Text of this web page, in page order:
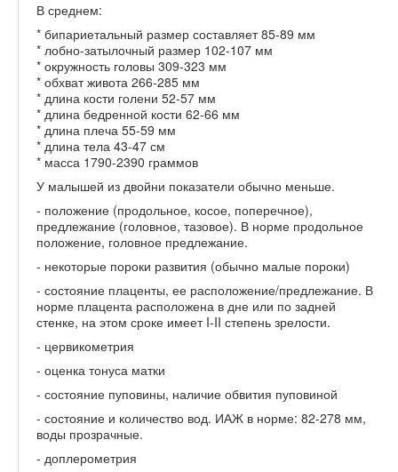
В среднем:
* бипариетальный размер составляет 85-89 мм
* лобно-затылочный размер 102-107 мм
* окружность головы 309-323 мм
* обхват живота 266-285 мм
* длина кости голени 52-57 мм
* длина бедренной кости 62-66 мм
* длина плеча 55-59 мм
* длина тела 43-47 см
* масса 1790-2390 граммов
У малышей из двойни показатели обычно меньше.
- положение (продольное, косое, поперечное),
предлежание (головное, тазовое). В норме продольное
положение, головное предлежание.
- некоторые пороки развития (обычно малые пороки)
- состояние плаценты, ее расположение/предлежание. В
норме плацента расположена в дне или по задней
стенке, на этом сроке имеет I-II степень зрелости.
- цервикометрия
- оценка тонуса матки
- состояние пуповины, наличие обвития пуповиной
- состояние и количество вод. ИАЖ в норме: 82-278 мм,
воды прозрачные.
- доплерометрия